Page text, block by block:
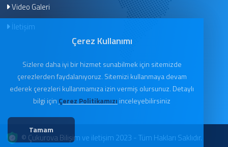
Video Galeri
İletişim
© Çukurova Bilişim ve iletişim 2023 - Tüm Hakları Saklıdır.
Çerez Kullanımı
Sizlere daha iyi bir hizmet sunabilmek için sitemizde
çerezlerden faydalanıyoruz. Sitemizi kullanmaya devam
ederek çerezleri kullanmamıza izin vermiş olursunuz. Detaylı
bilgi için Çerez Politikamızı inceleyebilirsiniz
Tamam